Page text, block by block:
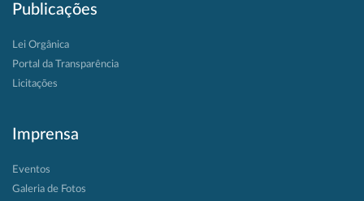
Publicações
Lei Orgânica
Portal da Transparência
Licitações
Imprensa
Eventos
Galeria de Fotos